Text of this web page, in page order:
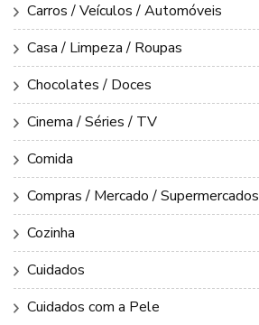
Carros / Veículos / Automóveis
Casa / Limpeza / Roupas
Chocolates / Doces
Cinema / Séries / TV
Comida
Compras / Mercado / Supermercados
Cozinha
Cuidados
Cuidados com a Pele